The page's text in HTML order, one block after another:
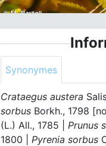
Synonymes
Crataegus austera
sorbus Borkh., 1798
(L.) All., 1785 |Prunus
1800 |Pyrenia sorbus